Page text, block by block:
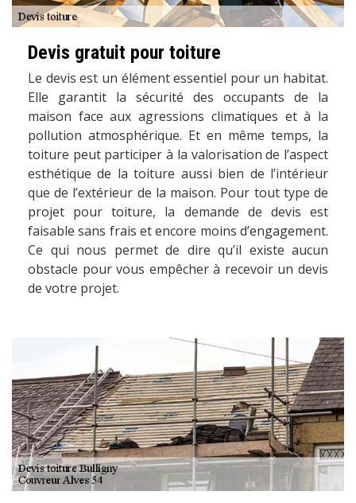
Devis gratuit pour toiture
Le devis est un élément essentiel pour un habitat.
Elle garantit la sécurité des occupants de la
maison face aux agressions climatiques et à la
pollution atmosphérique. Et en même temps, la
toiture peut participer à la valorisation de l’aspect
esthétique de la toiture aussi bien de l’intérieur
que de l’extérieur de la maison. Pour tout type de
projet pour toiture, la demande de devis est
faisable sans frais et encore moins d’engagement.
Ce qui nous permet de dire qu’il existe aucun
obstacle pour vous empêcher à recevoir un devis
de votre projet.